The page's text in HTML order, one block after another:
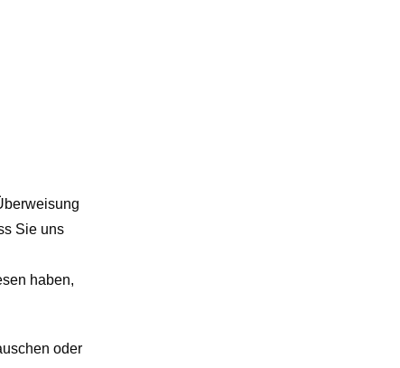
Sie uns
haben,
oder